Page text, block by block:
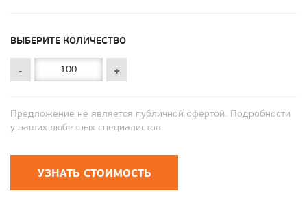
ВЫБЕРИТЕ КОЛИЧЕСТВО
- +
Предложение не является публичной офертой. Подробности
у наших любезных специалистов.
УЗНАТЬ СТОИМОСТЬ